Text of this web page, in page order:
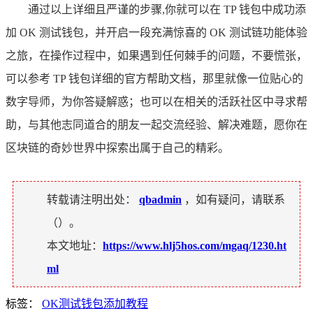
通过以上详细且严谨的步骤,你就可以在 TP 钱包中成功添
加 OK 测试钱包，并开启一段充满惊喜的 OK 测试链功能体验
之旅，在操作过程中，如果遇到任何棘手的问题，不要慌张，
可以参考 TP 钱包详细的官方帮助文档，那里就像一位贴心的
数字导师，为你答疑解惑；也可以在相关的活跃社区中寻求帮
助，与其他志同道合的朋友一起交流经验、解决难题，愿你在
区块链的奇妙世界中探索出属于自己的精彩。
转载请注明出处： qbadmin ，如有疑问，请联系
（）。
本文地址： https://www.hlj5hos.com/mgaq/1230.ht
ml
标签： OK测试钱包添加教程